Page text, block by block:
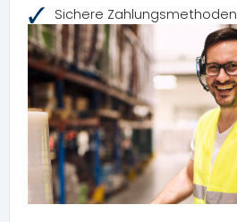
Sichere Zahlungsmethoden